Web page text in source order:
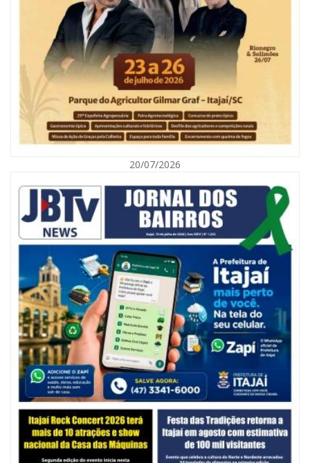
05/08/2026 | 07:00
Refis 2026 oferece opções de pagamentos com descontos
BALNEÁRIO CAMBORIÚ
05/08/2026 | 07:00
Balneário Camboriú anuncia novo concurso para Guarda Municipal
20/07/2026